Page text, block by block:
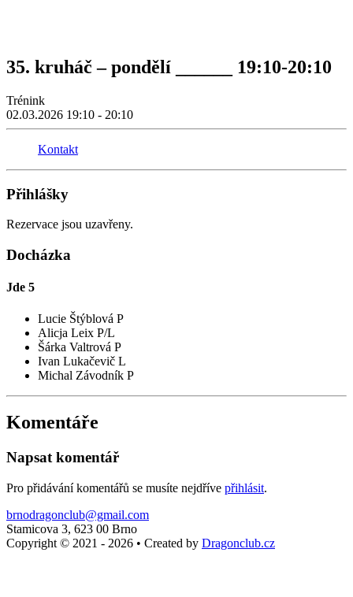
35. kruháč – pondělí ______ 19:10-20:10
Trénink
02.03.2026 19:10 - 20:10
Kontakt
Přihlášky
Rezervace jsou uzavřeny.
Docházka
Jde 5
Lucie Štýblová P
Alicja Leix P/L
Šárka Valtrová P
Ivan Lukačevič L
Michal Závodník P
Komentáře
Napsat komentář
Pro přidávání komentářů se musíte nejdříve přihlásit.
brnodragonclub@gmail.com
Stamicova 3, 623 00 Brno
Copyright © 2021 - 2026 • Created by Dragonclub.cz